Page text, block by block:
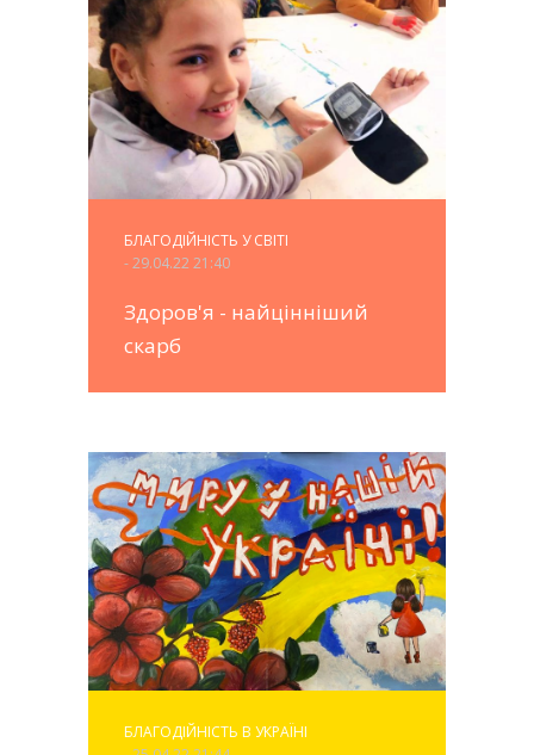
БЛАГОДІЙНІСТЬ У СВІТІ
- 29.04.22 21:40
Здоров'я - найцінніший
скарб
БЛАГОДІЙНІСТЬ В УКРАЇНІ